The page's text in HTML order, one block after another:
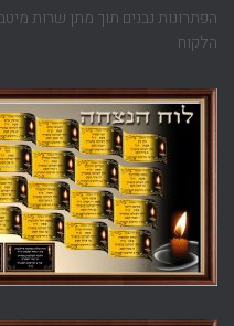
הפתרונות נבנים תוך מתן שרות
הלקוח